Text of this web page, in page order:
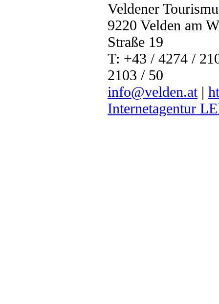
Veldener
9220 Velden am
Straße 19
T: +43 / 4274 /
2103 / 50
info@velden.at|
Internetagentur